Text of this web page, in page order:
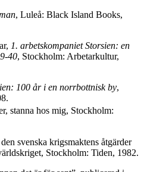
, Luleå: Black Island Books,
1. arbetskompaniet Storsien: en
40, Stockholm: Arbetarkultur,
100 år i en norrbottnisk by,
stanna hos mig, Stockholm:
svenska krigsmaktens åtgärder
Stockholm: Tiden, 1982.